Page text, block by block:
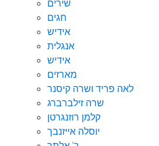
שירים
חגים
אידיש
אנגלית
אידיש
מארזים
לאה פריד ושרה קיסנר
שרה זילברברג
קלמן רוזנגרטן
יוסלה אייזנבך